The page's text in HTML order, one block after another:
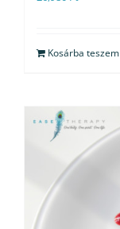
Kosárba teszem